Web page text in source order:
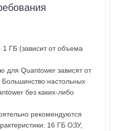
1 ГБ (зависит от объема
для Quantower зависят от
настольных
без каких-либо
рекомендуются
16 ГБ ОЗУ,